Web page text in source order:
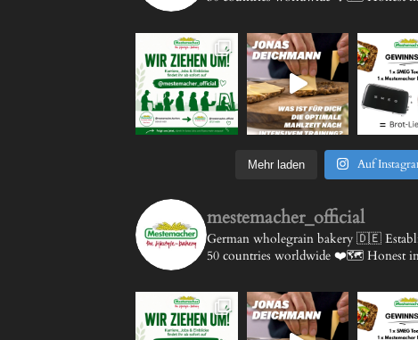
Mehr laden Auf
mestemacher_official
German wholegrain bakery 🇩🇪
50 countries worldwide ❤️🗺️ Honest